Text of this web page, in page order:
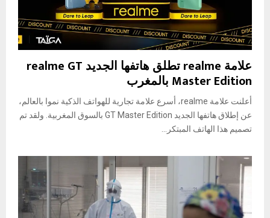
علامة realme تطلق هاتفها الجديد realme GT
Master Edition بالمغرب
أعلنت علامة realme، أسرع علامة تجارية للهواتف الذكية نموا بالعالم،
عن إطلاق هاتفها الجديد GT Master Edition بالسوق المغربية. ولقد تم
تصميم هذا الهاتف المبتكر...